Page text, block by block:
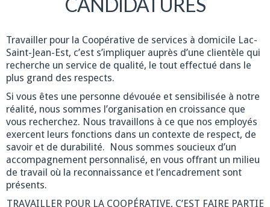
Travailler pour la Coopérative de services à domicile Lac-
Saint-Jean-Est, c’est s’impliquer auprès d’une clientèle qui
recherche un service de qualité, le tout effectué dans le
plus grand des respects.
Si vous êtes une personne dévouée et sensibilisée à notre
réalité, nous sommes l’organisation en croissance que
vous recherchez. Nous travaillons à ce que nos employés
exercent leurs fonctions dans un contexte de respect, de
savoir et de durabilité. Nous sommes soucieux d’un
accompagnement personnalisé, en vous offrant un milieu
de travail où la reconnaissance et l’encadrement sont
présents.
TRAVAILLER POUR LA COOPÉRATIVE, C’EST FAIRE PARTIE